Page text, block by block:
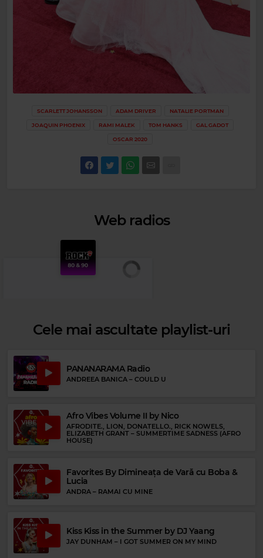
SCARLETT JOHANSSON ADAM DRIVER NATALIE PORTMAN
JOAQUIN PHOENIX RAMI MALEK TOM HANKS GAL GADOT
OSCAR 2020
Web radios
Rock 80s & 90s
GARBAGE– ONLY HAPPY WHEN IT RAINS
Cele mai ascultate playlist-uri
PANANARAMA Radio
ANDREEA BANICA – COULD U
Afro Vibes Volume II by Nico
AFRODITE., LION, DONATELLO., RICK NOWELS,
ELIZABETH GRANT – SUMMERTIME SADNESS (AFRO
HOUSE)
Favorites By Dimineața de Vară cu Boba &
Lucia
ANDRA – RAMAI CU MINE
Kiss Kiss in the Summer by DJ Yaang
JAY DUNHAM – I GOT SUMMER ON MY MIND